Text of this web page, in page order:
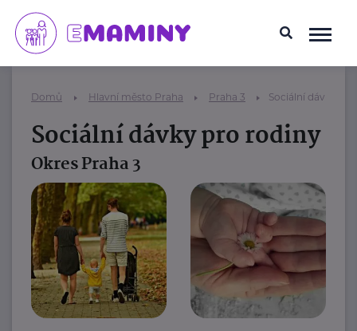
Domů Hlavní město Praha Praha 3 Sociální dávky
Sociální dávky pro rodiny
Okres Praha 3